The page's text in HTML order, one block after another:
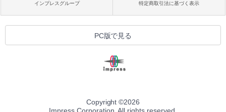
インプレスグループ 特定商取引法に基づく表示
PC版で見る
Copyright ©2026